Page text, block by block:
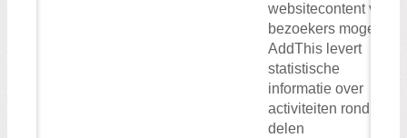
websitecontent voor
bezoekers mogelijk.
AddThis levert
statistische
informatie over
activiteiten rond het
delen